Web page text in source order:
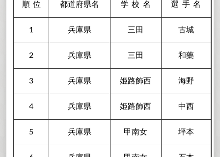
順位 都道府県名 学校 名 選手名
1 兵庫県 三田 古城
2 兵庫県 三田 和藥
3 兵庫県 姫路飾西 海野
4 兵庫県 姫路飾西 中西
5 兵庫県 甲南女 坪本